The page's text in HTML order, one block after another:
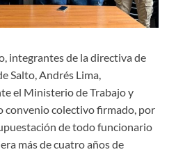
integrantes de la directiva de
Salto, Andrés Lima,
el Ministerio de Trabajo y
convenio colectivo firmado, por
de todo funcionario
más de cuatro años de